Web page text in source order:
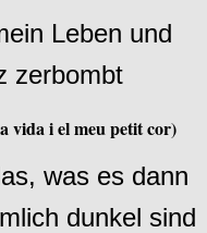
Leben und
zerbombt
vida i el meu petit cor)
was es dann
dunkel sind